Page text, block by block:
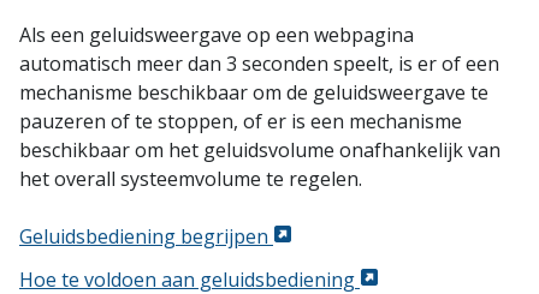
Als een geluidsweergave op een webpagina
automatisch meer dan 3 seconden speelt, is er of een
mechanisme beschikbaar om de geluidsweergave te
pauzeren of te stoppen, of er is een mechanisme
beschikbaar om het geluidsvolume onafhankelijk van
het overall systeemvolume te regelen.
Geluidsbediening begrijpen
Hoe te voldoen aan geluidsbediening